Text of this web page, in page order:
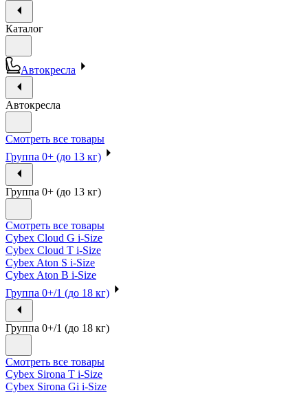
Каталог
Автокресла
Автокресла
Смотреть все товары
Группа 0+ (до 13 кг)
Группа 0+ (до 13 кг)
Смотреть все товары
Cybex Cloud G i-Size
Cybex Cloud T i-Size
Cybex Aton S i-Size
Cybex Aton B i-Size
Группа 0+/1 (до 18 кг)
Группа 0+/1 (до 18 кг)
Смотреть все товары
Cybex Sirona T i-Size
Cybex Sirona Gi i-Size